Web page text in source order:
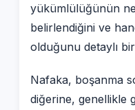
yükümlülüğünün
belirlendiğini ve
olduğunu detaylı
Nafaka, boşanma
diğerine, genellikle